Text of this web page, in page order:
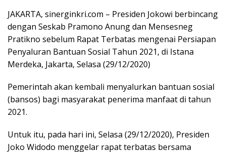
k
r
A
p
p
e
g
r
a
a
r
e
JAKARTA, sinerginkri.com – Presiden Jokowi berbincang
dengan Seskab Pramono Anung dan Mensesneg
Pratikno sebelum Rapat Terbatas mengenai Persiapan
Penyaluran Bantuan Sosial Tahun 2021, di Istana
Merdeka, Jakarta, Selasa (29/12/2020)
Pemerintah akan kembali menyalurkan bantuan sosial
(bansos) bagi masyarakat penerima manfaat di tahun
2021.
Untuk itu, pada hari ini, Selasa (29/12/2020), Presiden
Joko Widodo menggelar rapat terbatas bersama